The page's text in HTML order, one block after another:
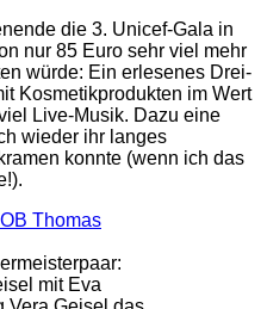
die 3. Unicef-Gala in
nur 85 Euro sehr viel mehr
würde: Ein erlesenes Drei-
Kosmetikprodukten im Wert
Live-Musik. Dazu eine
wieder ihr langes
konnte (wenn ich das
mit Eva